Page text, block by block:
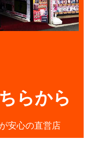
らから
安心の直営店